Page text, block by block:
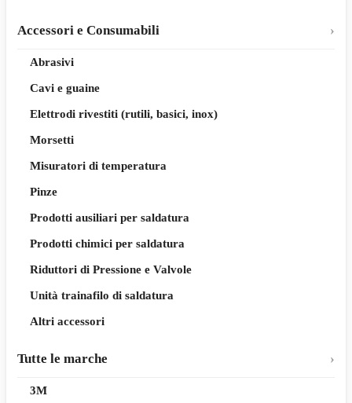
Accessori e Consumabili
Abrasivi
Cavi e guaine
Elettrodi rivestiti (rutili, basici, inox)
Morsetti
Misuratori di temperatura
Pinze
Prodotti ausiliari per saldatura
Prodotti chimici per saldatura
Riduttori di Pressione e Valvole
Unità trainafilo di saldatura
Altri accessori
Tutte le marche
3M